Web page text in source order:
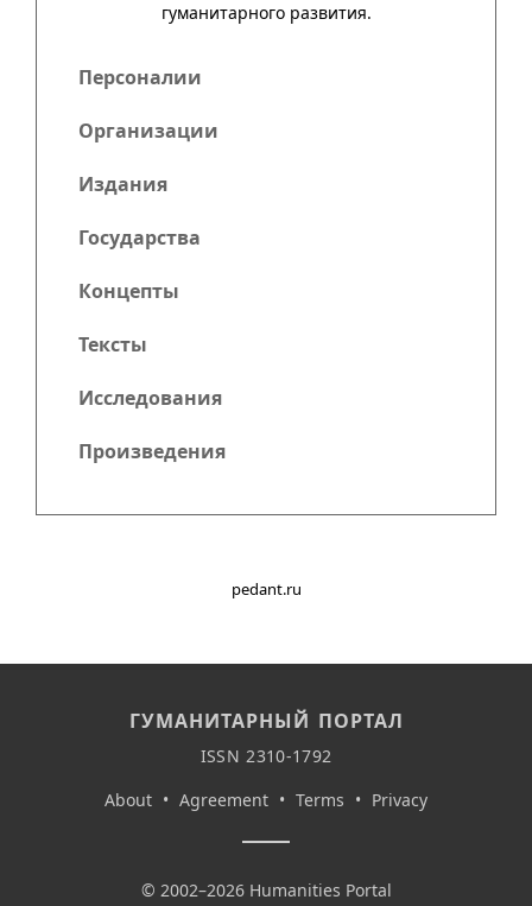
гума­нитар­ного развития.
Персоналии
Организации
Издания
Государства
Концепты
Тексты
Исследования
Произведения
pedant.ru
ГУМАНИТАРНЫЙ ПОРТАЛ
ISSN 2310-1792
About • Agreement • Terms • Privacy
© 2002–2026 Humanities Portal